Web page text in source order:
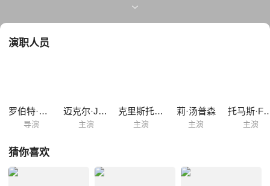
生马丁（迈克尔J福克斯 Michael J. Fox 饰）。岂料实验过程中博士被歹
普森 Lea Thompson 饰）。马丁一边找寻30年前的布朗博士，好让自己回
演职人员
罗伯特·泽米吉斯
导演
迈克尔·J·福克斯
主演
克里斯托弗·洛伊德
主演
莉·汤普森
主演
托马斯
主演
猜你喜欢